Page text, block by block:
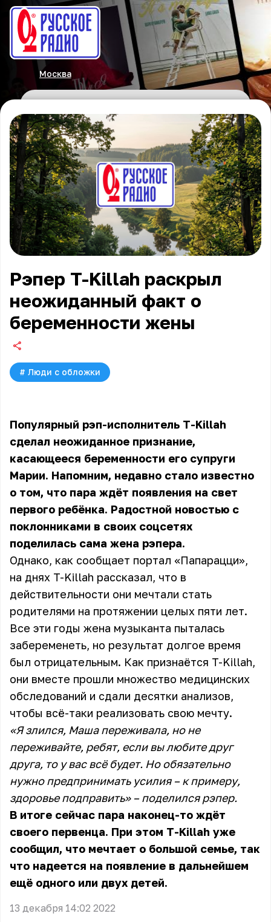
Москва
Рэпер T-Killah раскрыл
неожиданный факт о
беременности жены
# Люди с обложки
Популярный рэп-исполнитель T-Killah
сделал неожиданное признание,
касающееся беременности его супруги
Марии. Напомним, недавно стало известно
о том, что пара ждёт появления на свет
первого ребёнка. Радостной новостью с
поклонниками в своих соцсетях
поделилась сама жена рэпера.
Однако, как сообщает портал «Папарацци»,
на днях T-Killah рассказал, что в
действительности они мечтали стать
родителями на протяжении целых пяти лет.
Все эти годы жена музыканта пыталась
забеременеть, но результат долгое время
был отрицательным. Как признаётся T-Killah,
они вместе прошли множество медицинских
обследований и сдали десятки анализов,
чтобы всё-таки реализовать свою мечту.
«Я злился, Маша переживала, но не
переживайте, ребят, если вы любите друг
друга, то у вас всё будет. Но обязательно
нужно предпринимать усилия – к примеру,
здоровье подправить» – поделился рэпер.
В итоге сейчас пара наконец-то ждёт
своего первенца. При этом T-Killah уже
сообщил, что мечтает о большой семье, так
что надеется на появление в дальнейшем
ещё одного или двух детей.
13 декабря 14:02 2022